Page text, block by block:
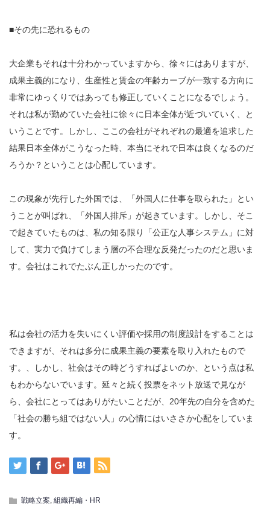
■その先に恐れるもの
大企業もそれは十分わかっていますから、徐々にはありますが、
成果主義的になり、生産性と賃金の年齢カーブが一致する方向に
非常にゆっくりではあっても修正していくことになるでしょう。
それは私が勤めていた会社に徐々に日本全体が近づいていく、と
いうことです。しかし、ここの会社がそれぞれの最適を追求した
結果日本全体がこうなった時、本当にそれで日本は良くなるのだ
ろうか？ということは心配しています。
この現象が先行した外国では、「外国人に仕事を取られた」とい
うことが叫ばれ、「外国人排斥」が起きています。しかし、そこ
で起きていたものは、私の知る限り「公正な人事システム」に対
して、実力で負けてしまう層の不合理な反発だったのだと思いま
す。会社はこれでたぶん正しかったのです。
私は会社の活力を失いにくい評価や採用の制度設計をすることは
できますが、それは多分に成果主義の要素を取り入れたもので
す。、しかし、社会はその時どうすればよいのか、という点は私
もわからないでいます。延々と続く投票をネット放送で見なが
ら、会社にとってはありがたいことだが、20年先の自分を含めた
「社会の勝ち組ではない人」の心情にはいささか心配をしていま
す。
戦略立案 組織再編・HR